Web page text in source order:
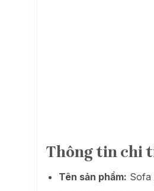
Thông tin chi
Tên sản phẩm: Sofa